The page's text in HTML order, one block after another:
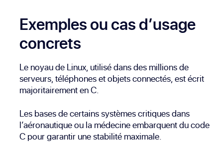
Exemples ou cas d’usage
concrets
Le noyau de Linux, utilisé dans des millions de
serveurs, téléphones et objets connectés, est écrit
majoritairement en C.
Les bases de certains systèmes critiques dans
l’aéronautique ou la médecine embarquent du code
C pour garantir une stabilité maximale.